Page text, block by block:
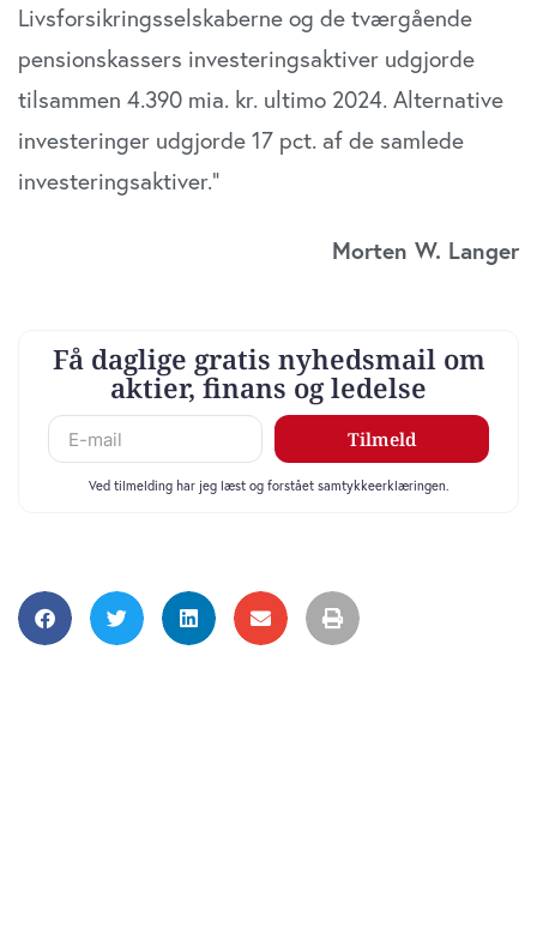
samtykker til vores cookies, hvis du fortsætter med at
anvende vores hjemmeside.
Livsforsikringsselskaberne og de tværgående
pensionskassers investeringsaktiver udgjorde
tilsammen 4.390 mia. kr. ultimo 2024. Alternative
investeringer udgjorde 17 pct. af de samlede
investeringsaktiver.”
Morten W. Langer